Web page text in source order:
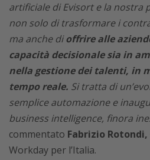
artificiale di Evisort e la nostra
non solo di trasformare i
ma anche dioffrire alle
capacità decisionale sia in
nella gestione dei talenti, in
tempo reale. Si tratta di
semplice automazione e
business intelligence, finora
commentato Fabrizio Rotondi,
Workday per l’Italia.